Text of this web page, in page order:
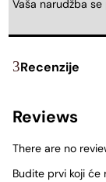
Vaša narudžba
Recenzije
Reviews
There are no
Budite prvi koji će